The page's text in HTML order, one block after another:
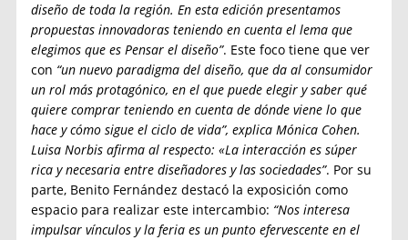
diseño de toda la región. En esta edición presentamos
propuestas innovadoras teniendo en cuenta el lema que
elegimos que es Pensar el diseño”. Este foco tiene que ver
con “un nuevo paradigma del diseño, que da al consumidor
un rol más protagónico, en el que puede elegir y saber qué
quiere comprar teniendo en cuenta de dónde viene lo que
hace y cómo sigue el ciclo de vida”, explica Mónica Cohen.
Luisa Norbis afirma al respecto: «La interacción es súper
rica y necesaria entre diseñadores y las sociedades”. Por su
parte, Benito Fernández destacó la exposición como
espacio para realizar este intercambio: “Nos interesa
impulsar vínculos y la feria es un punto efervescente en el